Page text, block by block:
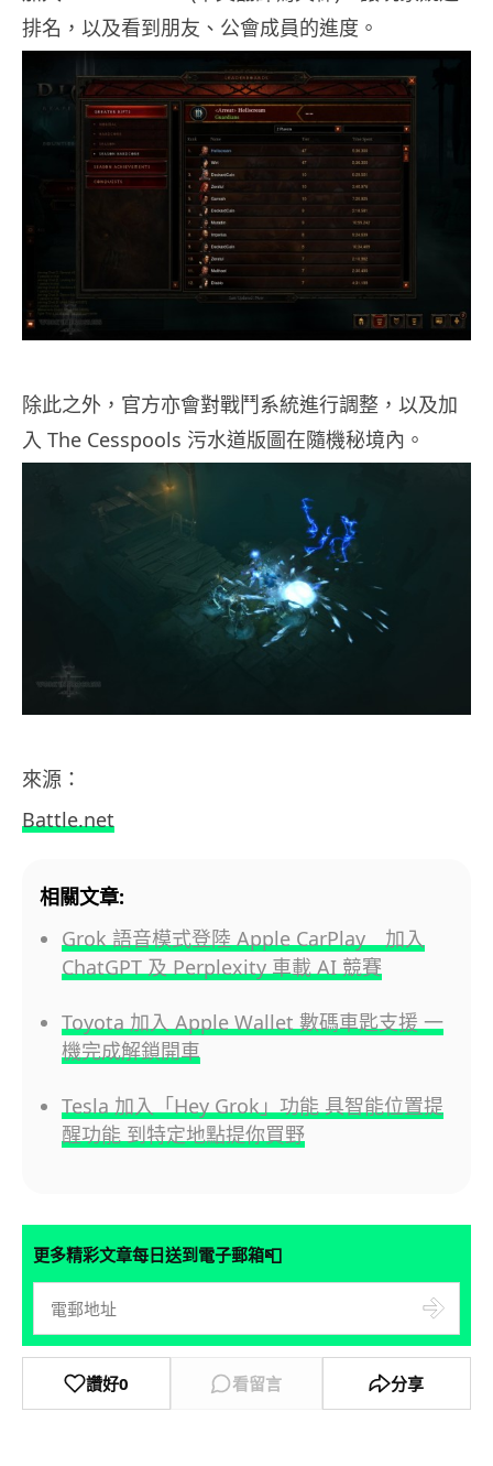
排名，以及看到朋友、公會成員的進度。
除此之外，官方亦會對戰鬥系統進行調整，以及加
入 The Cesspools 污水道版圖在隨機秘境內。
來源：
Battle.net
相關文章:
Grok 語音模式登陸 Apple CarPlay 加入
ChatGPT 及 Perplexity 車載 AI 競賽
Toyota 加入 Apple Wallet 數碼車匙支援 一
機完成解鎖開車
Tesla 加入「Hey Grok」功能 具智能位置提
醒功能 到特定地點提你買野
更多精彩文章每日送到電子郵箱📮
讚好0 看留言 分享